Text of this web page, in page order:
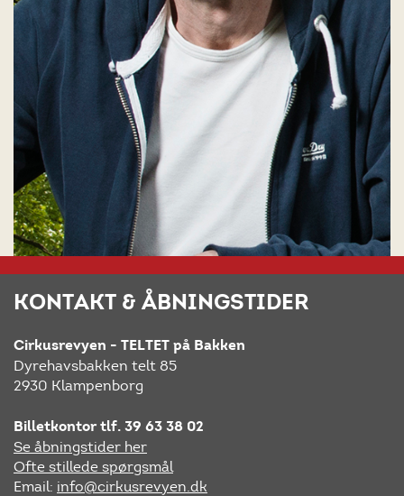
KONTAKT & ÅBNINGSTIDER
Cirkusrevyen - TELTET på Bakken
Dyrehavsbakken telt 85
2930 Klampenborg
Billetkontor tlf. 39 63 38 02
Se åbningstider her
Ofte stillede spørgsmål
Email: info@cirkusrevyen.dk